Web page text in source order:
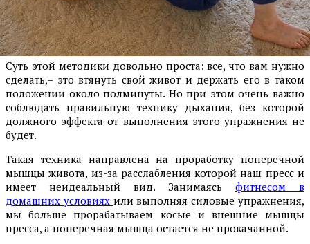
Суть этой методики довольно проста: все, что вам нужно
сделать,– это втянуть свой живот и держать его в таком
положении около полминуты. Но при этом очень важно
соблюдать правильную технику дыхания, без которой
должного эффекта от выполнения этого упражнения не
будет.
Такая техника направлена на проработку поперечной
мышцы живота, из-за расслабления которой наш пресс и
имеет неидеальный вид. Занимаясь фитнесом в
домашних условиях или выполняя силовые упражнения,
мы больше прорабатываем косые и внешние мышцы
пресса, а поперечная мышца остается не прокачанной.